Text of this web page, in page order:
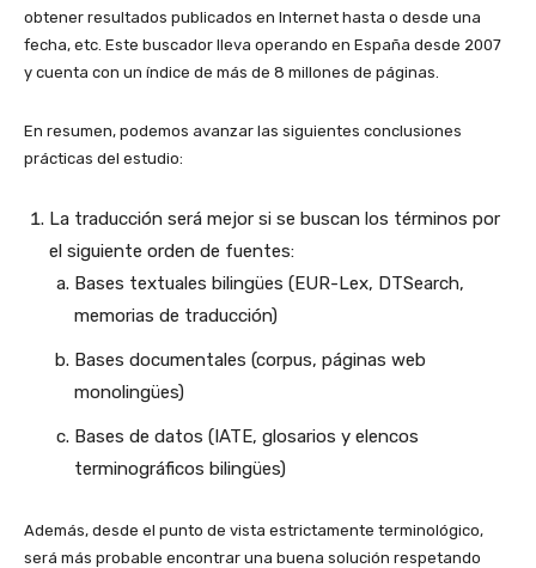
obtener resultados publicados en Internet hasta o desde una
fecha, etc. Este buscador lleva operando en España desde 2007
y cuenta con un índice de más de 8 millones de páginas.
En resumen, podemos avanzar las siguientes conclusiones
prácticas del estudio:
La traducción será mejor si se buscan los términos por
el siguiente orden de fuentes:
Bases textuales bilingües (EUR-Lex, DTSearch,
memorias de traducción)
Bases documentales (corpus, páginas web
monolingües)
Bases de datos (IATE, glosarios y elencos
terminográficos bilingües)
Además, desde el punto de vista estrictamente terminológico,
será más probable encontrar una buena solución respetando